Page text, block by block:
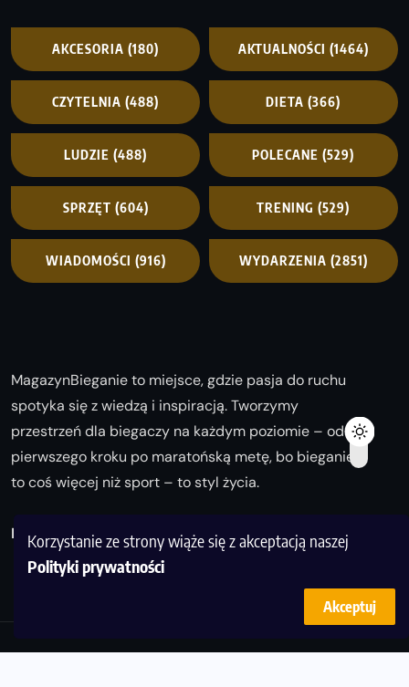
Korzystanie ze strony wiąże się z akceptacją naszej
Polityki prywatności
Akceptuj
AKCESORIA (180) AKTUALNOŚCI (1464)
CZYTELNIA (488) DIETA (366)
LUDZIE (488) POLECANE (529)
SPRZĘT (604) TRENING (529)
WIADOMOŚCI (916) WYDARZENIA (2851)
MagazynBieganie to miejsce, gdzie pasja do ruchu
spotyka się z wiedzą i inspiracją. Tworzymy
przestrzeń dla biegaczy na każdym poziomie – od
pierwszego kroku po maratońską metę, bo bieganie
to coś więcej niż sport – to styl życia.
Biegaj z nami i odkrywaj swoją najlepszą wersję!